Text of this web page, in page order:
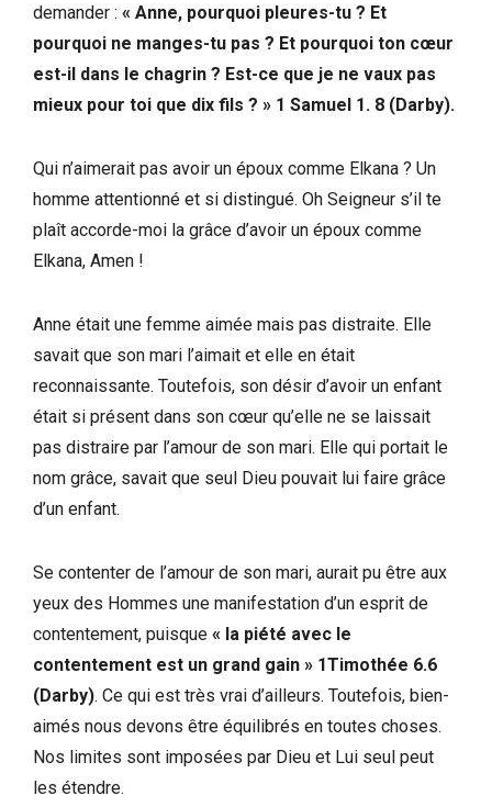
demander : « Anne, pourquoi pleures-tu ? Et
pourquoi ne manges-tu pas ? Et pourquoi ton cœur
est-il dans le chagrin ? Est-ce que je ne vaux pas
mieux pour toi que dix fils ? » 1 Samuel 1. 8 (Darby).
Qui n’aimerait pas avoir un époux comme Elkana ? Un
homme attentionné et si distingué. Oh Seigneur s’il te
plaît accorde-moi la grâce d’avoir un époux comme
Elkana, Amen !
Anne était une femme aimée mais pas distraite. Elle
savait que son mari l’aimait et elle en était
reconnaissante. Toutefois, son désir d’avoir un enfant
était si présent dans son cœur qu’elle ne se laissait
pas distraire par l’amour de son mari. Elle qui portait le
nom grâce, savait que seul Dieu pouvait lui faire grâce
d’un enfant.
Se contenter de l’amour de son mari, aurait pu être aux
yeux des Hommes une manifestation d’un esprit de
contentement, puisque « la piété avec le
contentement est un grand gain » 1Timothée 6.6
(Darby). Ce qui est très vrai d’ailleurs. Toutefois, bien-
aimés nous devons être équilibrés en toutes choses.
Nos limites sont imposées par Dieu et Lui seul peut
les étendre.